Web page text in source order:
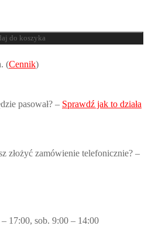
do koszyka
(Cennik)
pasował? – Sprawdź jak to działa
złożyć zamówienie telefonicznie? –
17:00, sob. 9:00 – 14:00